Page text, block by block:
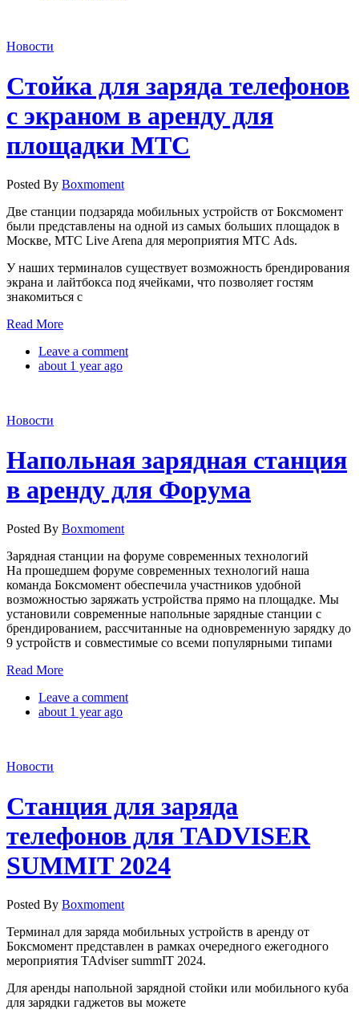
Новости
Стойка для заряда телефонов
с экраном в аренду для
площадки МТС
Posted By Boxmoment
Две станции подзаряда мобильных устройств от Боксмомент
были представлены на одной из самых больших площадок в
Москве, МТС Live Arena для мероприятия МТС Ads.
У наших терминалов существует возможность брендирования
экрана и лайтбокса под ячейками, что позволяет гостям
знакомиться с
Read More
Leave a comment
about 1 year ago
Новости
Напольная зарядная станция
в аренду для Форума
Posted By Boxmoment
Зарядная станции на форуме современных технологий
На прошедшем форуме современных технологий наша
команда Боксмомент обеспечила участников удобной
возможностью заряжать устройства прямо на площадке. Мы
установили современные напольные зарядные станции с
брендированием, рассчитанные на одновременную зарядку до
9 устройств и совместимые со всеми популярными типами
Read More
Leave a comment
about 1 year ago
Новости
Станция для заряда
телефонов для TADVISER
SUMMIT 2024
Posted By Boxmoment
Терминал для заряда мобильных устройств в аренду от
Боксмомент представлен в рамках очередного ежегодного
мероприятия TAdviser summIT 2024.
Для аренды напольной зарядной стойки или мобильного куба
для зарядки гаджетов вы можете